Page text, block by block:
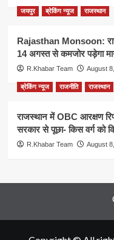
जयपुर ब्रेकिंग न्यूज राजस्थान
Rajasthan Monsoon:
14 अगस्त से कमजोर पड़ेगा
R.Khabar Team August
ब्रेकिंग न्यूज राजनीति राजस्थान
राजस्थान में OBC आरक्षण
सरकार से पूछा- किस वर्ग को
R.Khabar Team August